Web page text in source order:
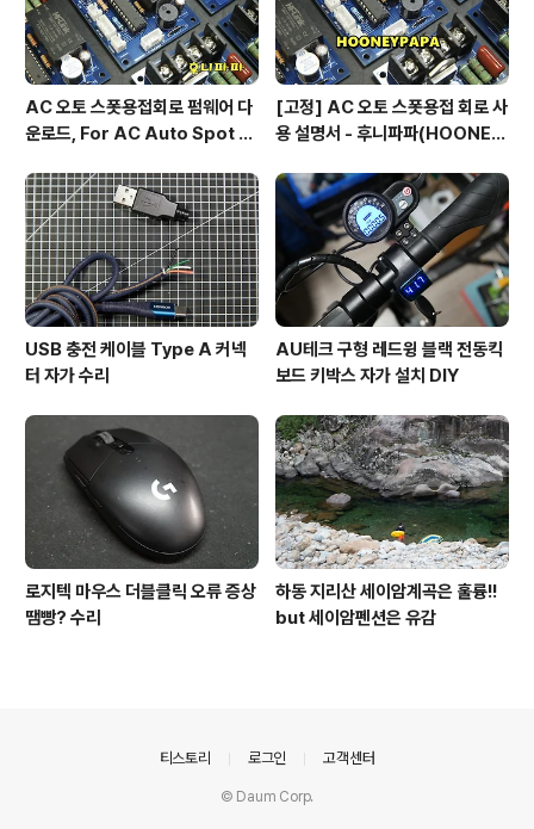
AC 오토 스폿용접회로 펌웨어 다
운로드, For AC Auto Spot W
ad by 후니파파
[고정] AC 오토 스폿용접 회로 사
용 설명서 - 후니파파(HOONEY
USB 충전 케이블 Type A 커넥
터 자가 수리
AU테크 구형 레드윙 블랙 전동킥
보드 키박스 자가 설치 DIY
로지텍 마우스 더블클릭 오류 증상
땜빵? 수리
하동 지리산 세이암계곡은 훌륭!!
but 세이암펜션은 유감
티스토리 로그인 고객센터
© Daum Corp.